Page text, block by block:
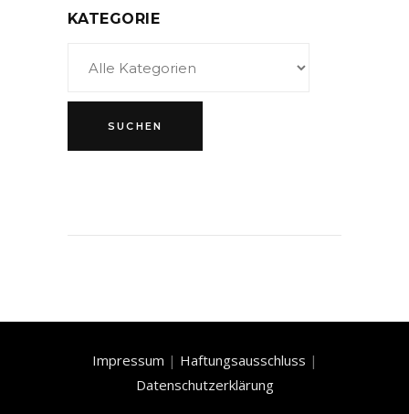
KATEGORIE
Impressum | Haftungsausschluss |
Datenschutzerklärung